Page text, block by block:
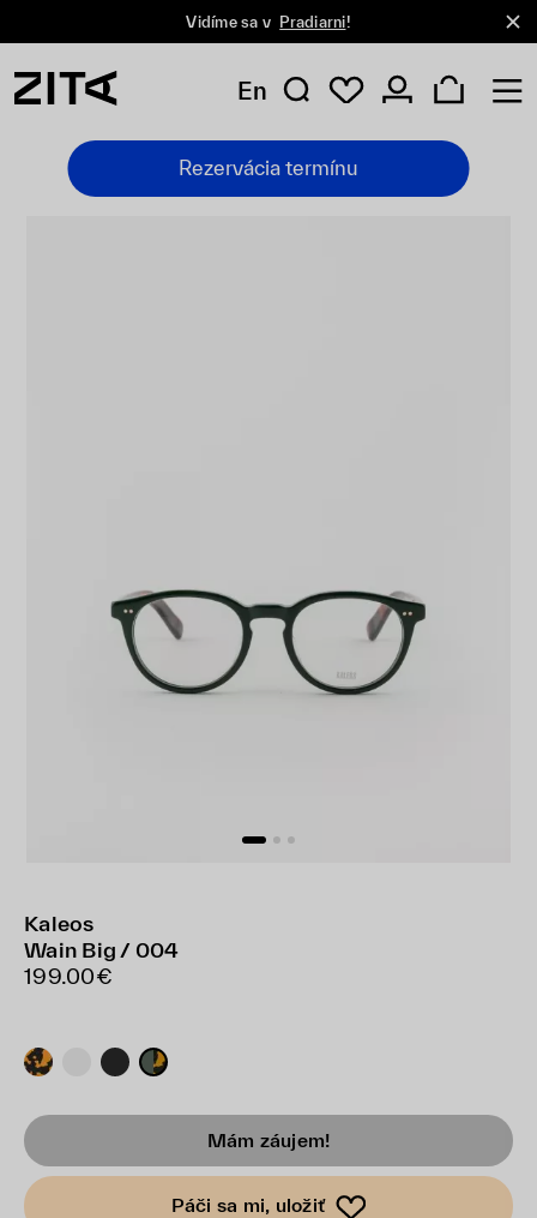
Vidíme sa v Pradiarni!
En
Rezervácia termínu
Kaleos
Wain Big / 004
199.00€
Mám záujem!
Páči sa mi, uložiť